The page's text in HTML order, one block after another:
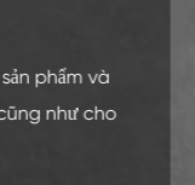
phẩm và
như cho